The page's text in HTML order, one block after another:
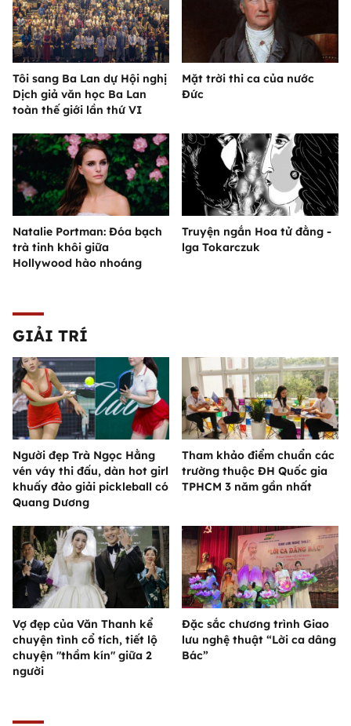
Tôi sang Ba Lan dự Hội nghị
Dịch giả văn học Ba Lan
toàn thế giới lần thứ VI
Mặt trời thi ca của nước
Đức
Natalie Portman: Đóa bạch
trà tinh khôi giữa
Hollywood hào nhoáng
Truyện ngắn Hoa tử đằng -
lga Tokarczuk
GIẢI TRÍ
Người đẹp Trà Ngọc Hằng
vén váy thi đấu, dàn hot girl
khuấy đảo giải pickleball có
Quang Dương
Tham khảo điểm chuẩn các
trường thuộc ĐH Quốc gia
TPHCM 3 năm gần nhất
Vợ đẹp của Văn Thanh kể
chuyện tình cổ tích, tiết lộ
chuyện "thầm kín" giữa 2
người
Đặc sắc chương trình Giao
lưu nghệ thuật “Lời ca dâng
Bác”